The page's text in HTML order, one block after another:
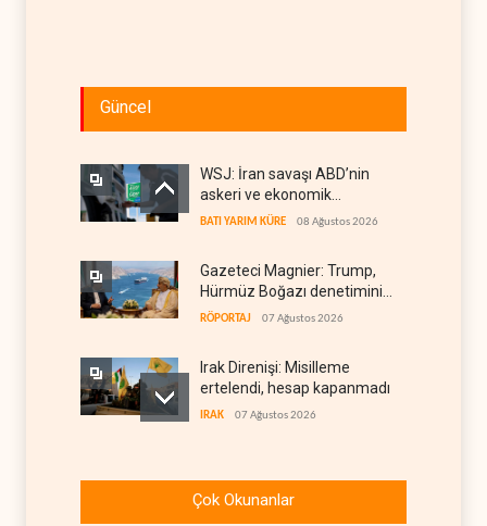
Güncel
WSJ: İran savaşı ABD’nin
askeri ve ekonomik
kaynaklarını tüketiyor
BATI YARIM KÜRE 08 Ağustos 2026
Gazeteci Magnier: Trump,
Hürmüz Boğazı denetimini
doğrudan İran ve Umman'a
RÖPORTAJ 07 Ağustos 2026
Irak Direnişi: Misilleme
ertelendi, hesap kapanmadı
IRAK 07 Ağustos 2026
dipten sonra yükseldi
Çok Okunanlar